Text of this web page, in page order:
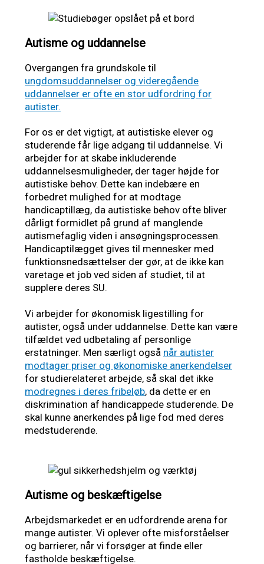
Autisme og uddannelse
Overgangen fra grundskole til
ungdomsuddannelser og videregående
uddannelser er ofte en stor udfordring for
autister.
For os er det vigtigt, at autistiske elever og
studerende får lige adgang til uddannelse. Vi
arbejder for at skabe inkluderende
uddannelsesmuligheder, der tager højde for
autistiske behov. Dette kan indebære en
forbedret mulighed for at modtage
handicaptillæg, da autistiske behov ofte bliver
dårligt formidlet på grund af manglende
autismefaglig viden i ansøgningsprocessen.
Handicaptilægget gives til mennesker med
funktionsnedsættelser der gør, at de ikke kan
varetage et job ved siden af studiet, til at
supplere deres SU.
Vi arbejder for økonomisk ligestilling for
autister, også under uddannelse. Dette kan være
tilfældet ved udbetaling af personlige
erstatninger. Men særligt også når autister
modtager priser og økonomiske anerkendelser
for studierelateret arbejde, så skal det ikke
modregnes i deres fribeløb, da dette er en
diskrimination af handicappede studerende. De
skal kunne anerkendes på lige fod med deres
medstuderende.
Autisme og beskæftigelse
Arbejdsmarkedet er en udfordrende arena for
mange autister. Vi oplever ofte misforståelser
og barrierer, når vi forsøger at finde eller
fastholde beskæftigelse.